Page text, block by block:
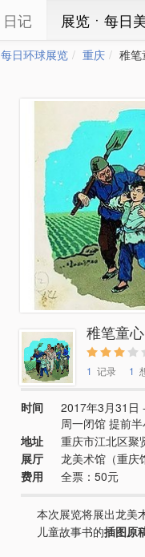
日记 展览ㆍ每日
每日环球展览 重庆 稚笔
稚笔童
1 记录 1
时间
2017年3月31日
周一闭馆 提前
地址
重庆市江北区聚
展厅
龙美术馆（重庆
费用
全票：50元
本次展览将展出龙美
儿童故事书的插图原